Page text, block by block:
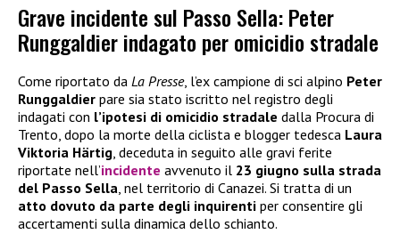
Grave incidente sul Passo Sella: Peter
Runggaldier indagato per omicidio stradale
Come riportato da La Presse, l’ex campione di sci alpino Peter
Runggaldier pare sia stato iscritto nel registro degli
indagati con l’ipotesi di omicidio stradale dalla Procura di
Trento, dopo la morte della ciclista e blogger tedesca Laura
Viktoria Härtig, deceduta in seguito alle gravi ferite
riportate nell’incidente avvenuto il 23 giugno sulla strada
del Passo Sella, nel territorio di Canazei. Si tratta di un
atto dovuto da parte degli inquirenti per consentire gli
accertamenti sulla dinamica dello schianto.